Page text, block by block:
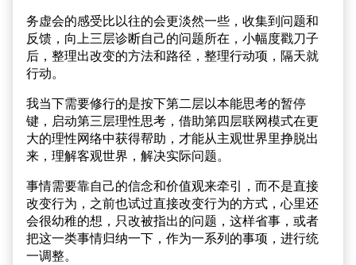
务虚会的感受比以往的会更淡然一些，收集到问题和
反馈，向上三层诊断自己的问题所在，小幅度戳刀子
后，整理出改变的方法和路径，整理行动项，隔天就
行动。
我当下需要修行的是按下第二层以本能思考的暂停
键，启动第三层理性思考，借助第四层联网模式在更
大的理性网络中获得帮助，才能从主观世界里挣脱出
来，理解客观世界，解决实际问题。
事情需要靠自己的信念和价值观来牵引，而不是直接
改变行为，之前也试过直接改变行为的方式，心里还
会很幼稚的想，只改被指出的问题，这样省事，或者
把这一类事情归纳一下，作为一系列的事项，进行统
一调整。